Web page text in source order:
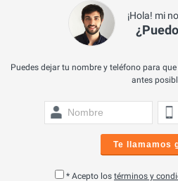
¡Hola! mi
Puedes dejar tu nombre y teléfono para
antes
Te llamamos
* Acepto los términos y